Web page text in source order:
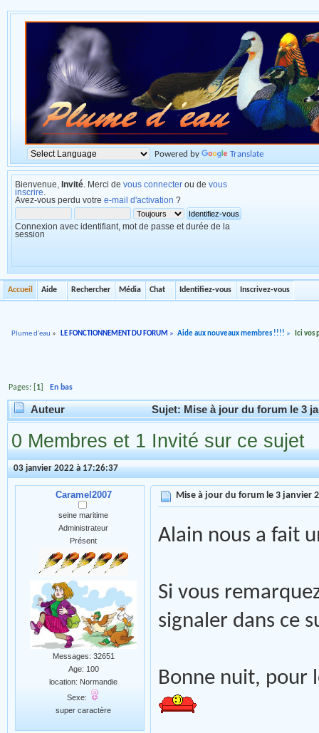
Powered by Translate
Bienvenue, Invité . Merci de vous connecter ou de vous
inscrire
Avez-vous perdu votre e-mail d'activation ?
Connexion avec identifiant, mot de passe et durée de la
session
Accueil Aide Rechercher Média Chat Identifiez-vous Inscrivez-vous
Plume d'eau » LE FONCTIONNEMENT DU FORUM » Aide aux nouveaux membres !!!! » Ici vos
Pages: [ 1 ]En bas
Auteur Sujet: Mise à jour du forum le 3
0 Membres et 1 Invité sur ce sujet
03 janvier 2022 à 17:26:37
Caramel2007
seine maritime
Administrateur
Présent
Messages: 32651
Age: 100
location: Normandie
Sexe:
super caractère
Mise à jour du forum le 3 janvier
Alain nous a fait
Si vous
signaler dans ce
Bonne nuit, pour